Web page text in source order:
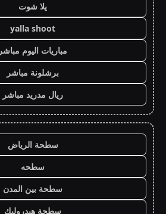
يلا شوت
yalla shoot
مباريات اليوم مباشر
برشلونة مباشر
ريال مدريد مباشر
سطحة الرياض
سطحه
سطحة بين المدن
سطحة هيدروليك